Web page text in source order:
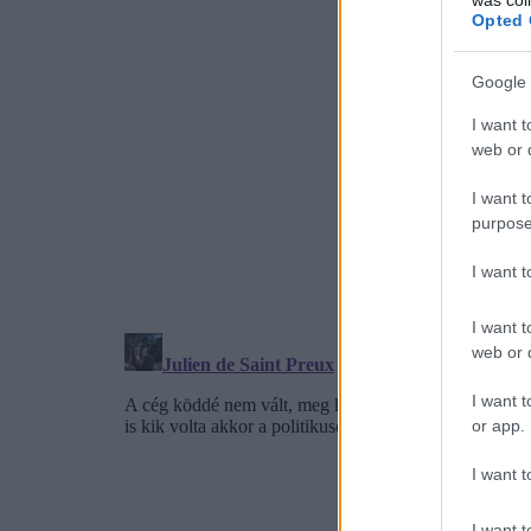
Opted
Google
I want
web or
I want
I want
I want
web or
I want
or app.
I want